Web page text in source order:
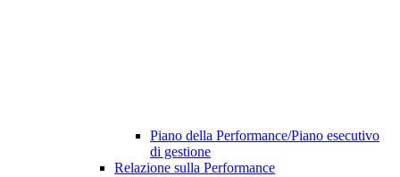
Piano della Performance/Piano esecutivo
di gestione
Relazione sulla Performance